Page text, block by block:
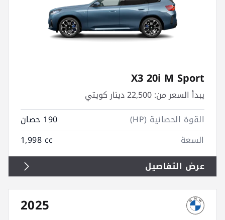
X3 20i M Sport
يبدأ السعر من:
القوة الحصانية (HP)
190 حصان
السعة
1,998 cc
عرض التفاصيل
2025